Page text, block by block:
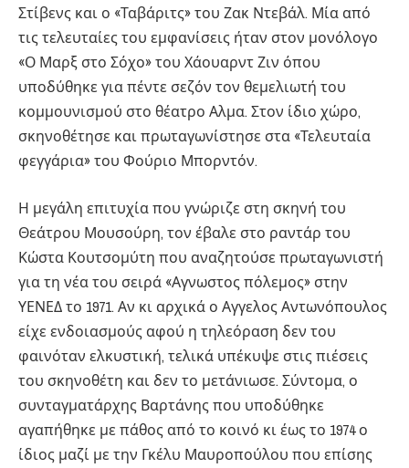
Στίβενς και ο «Ταβάριτς» του Ζακ Ντεβάλ. Μία από
τις τελευταίες του εμφανίσεις ήταν στον μονόλογο
«Ο Μαρξ στο Σόχο» του Χάουαρντ Ζιν όπου
υποδύθηκε για πέντε σεζόν τον θεμελιωτή του
κομμουνισμού στο θέατρο Αλμα. Στον ίδιο χώρο,
σκηνοθέτησε και πρωταγωνίστησε στα «Τελευταία
φεγγάρια» του Φούριο Μπορντόν.
Η μεγάλη επιτυχία που γνώριζε στη σκηνή του
Θεάτρου Μουσούρη, τον έβαλε στο ραντάρ του
Κώστα Κουτσομύτη που αναζητούσε πρωταγωνιστή
για τη νέα του σειρά «Αγνωστος πόλεμος» στην
ΥΕΝΕΔ το 1971. Αν κι αρχικά ο Αγγελος Αντωνόπουλος
είχε ενδοιασμούς αφού η τηλεόραση δεν του
φαινόταν ελκυστική, τελικά υπέκυψε στις πιέσεις
του σκηνοθέτη και δεν το μετάνιωσε. Σύντομα, ο
συνταγματάρχης Βαρτάνης που υποδύθηκε
αγαπήθηκε με πάθος από το κοινό κι έως το 1974 ο
ίδιος μαζί με την Γκέλυ Μαυροπούλου που επίσης